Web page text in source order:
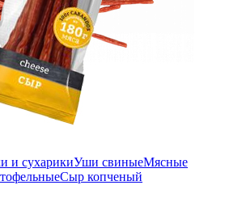
и сухарикиУши свиныеМясные
Сыр копченый